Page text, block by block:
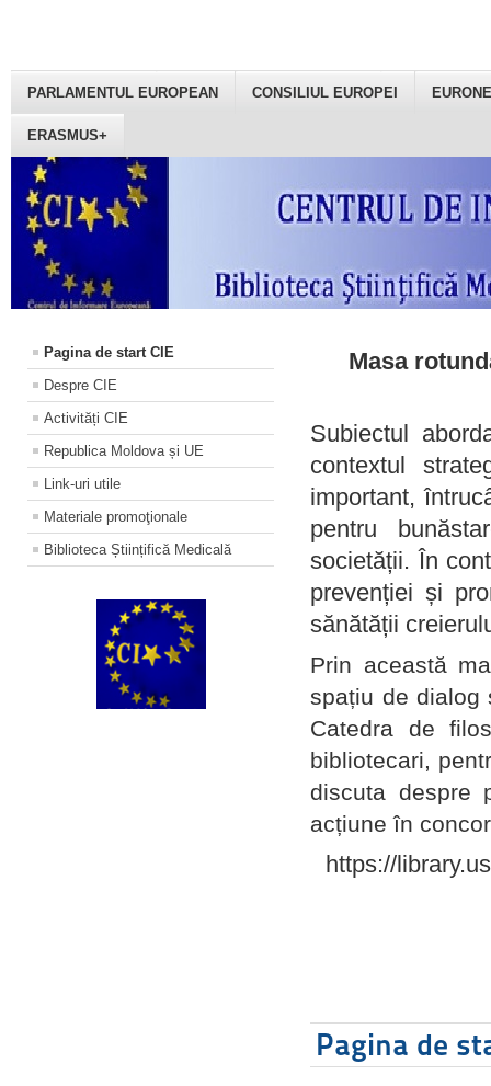
PARLAMENTUL EUROPEAN CONSILIUL EUROPEI
ERASMUS+
Pagina de start CIE
Despre CIE
Activități CIE
Republica Moldova și UE
Link-uri utile
Materiale promoţionale
Biblioteca Științifică Medicală
Masa
Subiectul
contextul
important,
pentru
societății. În
prevenției și
sănătății
Prin această
spațiu de dialog
Catedra de
bibliotecari,
discuta despre
acțiune în
https://
Pagina de